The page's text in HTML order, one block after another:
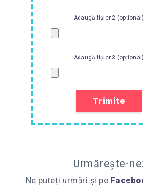
Adaugă fișier 2 (opțional)
Adaugă fișier 3 (opțional)
Urmărește-ne:
Ne puteți urmări și pe